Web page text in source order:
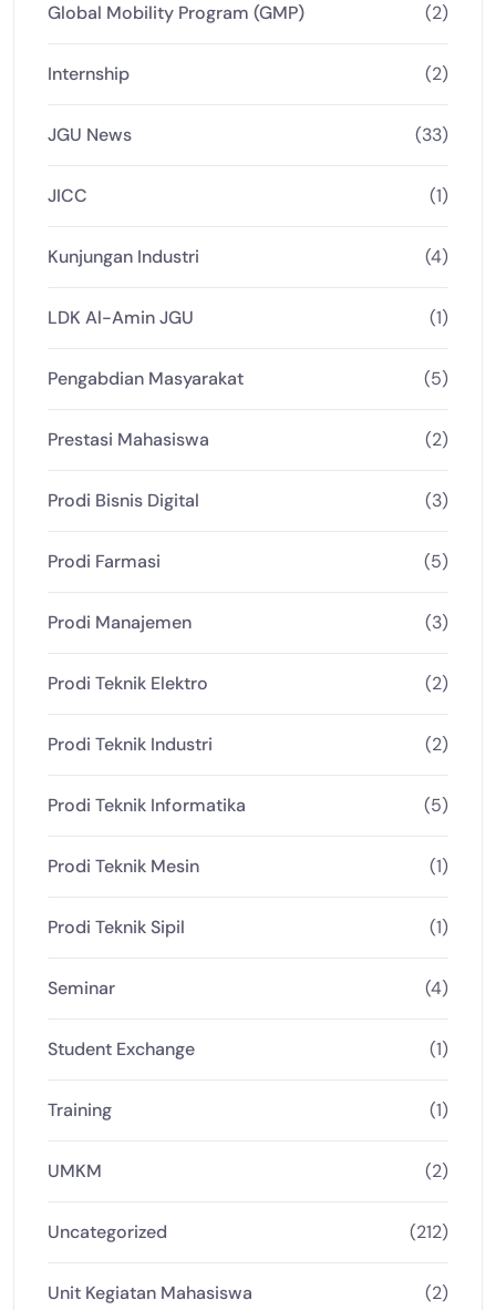
Global Mobility Program (GMP) (2)
Internship (2)
JGU News (33)
JICC (1)
Kunjungan Industri (4)
LDK Al-Amin JGU (1)
Pengabdian Masyarakat (5)
Prestasi Mahasiswa (2)
Prodi Bisnis Digital (3)
Prodi Farmasi (5)
Prodi Manajemen (3)
Prodi Teknik Elektro (2)
Prodi Teknik Industri (2)
Prodi Teknik Informatika (5)
Prodi Teknik Mesin (1)
Prodi Teknik Sipil (1)
Seminar (4)
Student Exchange (1)
Training (1)
UMKM (2)
Uncategorized (212)
Unit Kegiatan Mahasiswa (2)